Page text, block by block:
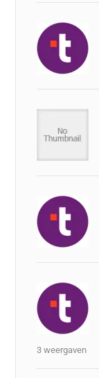
3 weergaven